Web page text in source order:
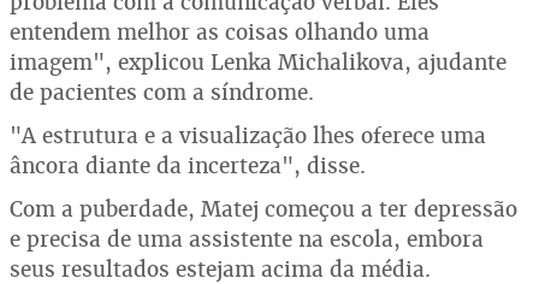
entendem melhor as coisas olhando uma
imagem", explicou Lenka Michalikova, ajudante
de pacientes com a síndrome.
"A estrutura e a visualização lhes oferece uma
âncora diante da incerteza", disse.
Com a puberdade, Matej começou a ter depressão
e precisa de uma assistente na escola, embora
seus resultados estejam acima da média.